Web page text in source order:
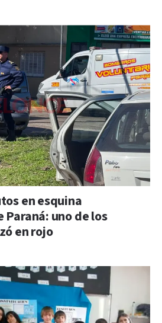
en esquina
uno de los
en rojo